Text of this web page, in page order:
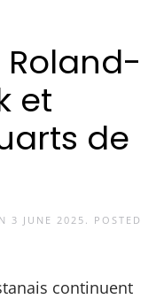
Roland-
et
de
3 JUNE 2025
. POSTED
continuent